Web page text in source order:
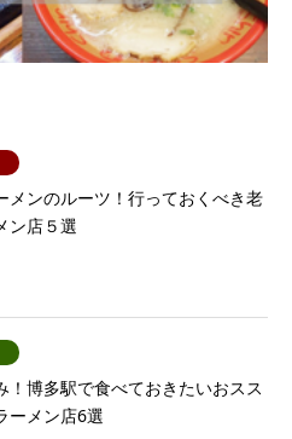
メンのルーツ！行っておくべき老
ン店５選
！博多駅で食べておきたいおスス
ーメン店6選